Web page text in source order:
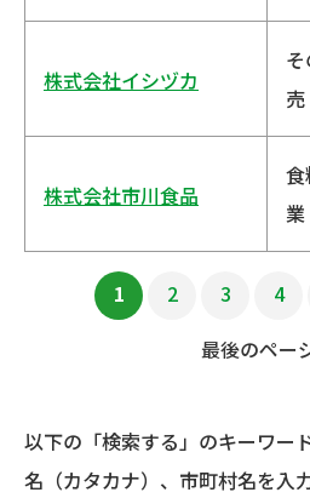
株式会社イシヅカ
株式会社市川食品
業
1 2 3 4
最後のペー
以下の「検索する」のキーワー
名（カタカナ）、市町村名を入